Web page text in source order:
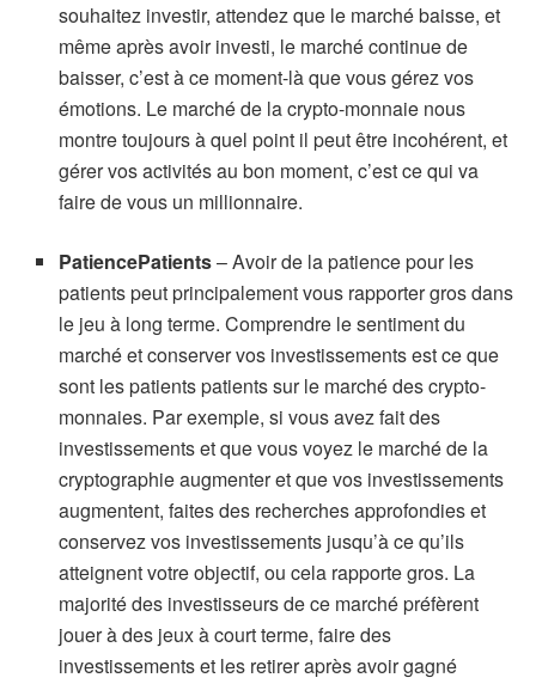
souhaitez investir, attendez que le marché baisse, et
même après avoir investi, le marché continue de
baisser, c’est à ce moment-là que vous gérez vos
émotions. Le marché de la crypto-monnaie nous
montre toujours à quel point il peut être incohérent, et
gérer vos activités au bon moment, c’est ce qui va
faire de vous un millionnaire.
PatiencePatients– Avoir de la patience pour les
patients peut principalement vous rapporter gros dans
le jeu à long terme. Comprendre le sentiment du
marché et conserver vos investissements est ce que
sont les patients patients sur le marché des crypto-
monnaies. Par exemple, si vous avez fait des
investissements et que vous voyez le marché de la
cryptographie augmenter et que vos investissements
augmentent, faites des recherches approfondies et
conservez vos investissements jusqu’à ce qu’ils
atteignent votre objectif, ou cela rapporte gros. La
majorité des investisseurs de ce marché préfèrent
jouer à des jeux à court terme, faire des
investissements et les retirer après avoir gagné